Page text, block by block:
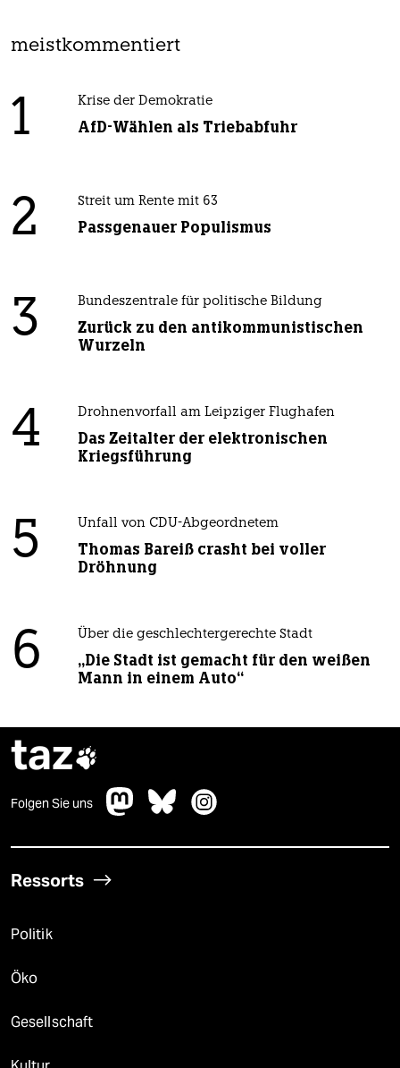
meistkommentiert
1 Krise der Demokratie
AfD-Wählen als Triebabfuhr
2 Streit um Rente mit 63
Passgenauer Populismus
3 Bundeszentrale für politische Bildung
Zurück zu den antikommunistischen
Wurzeln
4 Drohnenvorfall am Leipziger Flughafen
Das Zeitalter der elektronischen
Kriegsführung
5 Unfall von CDU-Abgeordnetem
Thomas Bareiß crasht bei voller
Dröhnung
6 Über die geschlechtergerechte Stadt
„Die Stadt ist gemacht für den weißen
Mann in einem Auto“
taz
Folgen Sie uns
Ressorts
Politik
Öko
Gesellschaft